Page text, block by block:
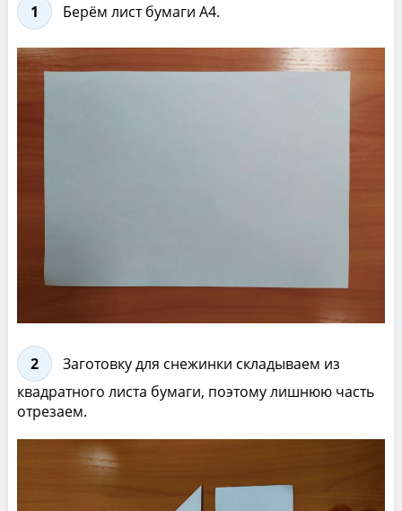
1 Берём лист бумаги А4.
2
Заготовку для снежинки складываем из
квадратного листа бумаги, поэтому лишнюю часть
отрезаем.